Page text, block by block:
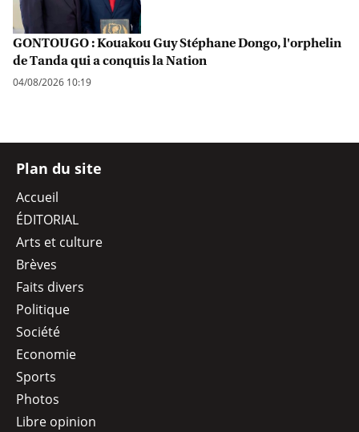
GONTOUGO : Kouakou Guy Stéphane Dongo, l'orphelin
de Tanda qui a conquis la Nation
04/08/2026 10:19
Plan du site
Accueil
ÉDITORIAL
Arts et culture
Brèves
Faits divers
Politique
Société
Economie
Sports
Photos
Libre opinion